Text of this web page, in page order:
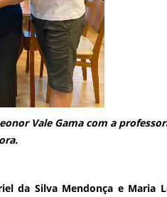
Vale Gama com a
da Silva Mendonça e Maria